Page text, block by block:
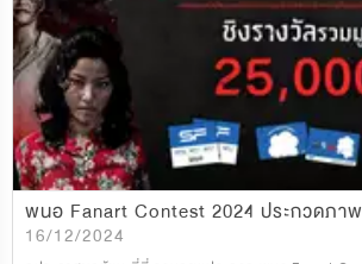
16/12/2024